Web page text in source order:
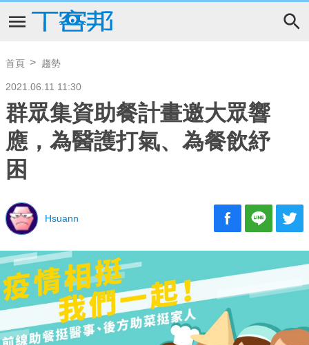
首頁 趨勢
2021.06.11 11:30
群眾集資助餐計畫邀大眾響
應，為醫護打氣、為餐飲紓
困
Hsuann